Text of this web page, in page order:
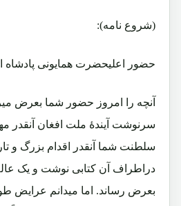
(شروع نامه):
حضور اعلیحضرت همایونی پادشاه
آنچه را امروز حضور شما بعرض
سرنوشت آیندۀ ملت افغان آنقدر
سلطنت شما آنقدر اقدام بزرگ و
دراطراف آن کتابی نوشت و یک
بعرض رساند. اما میدانم عرایض